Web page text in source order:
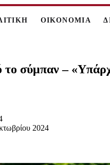
ΟΙΚΟΝΟΜΙΑ
το σύμπαν –
2024